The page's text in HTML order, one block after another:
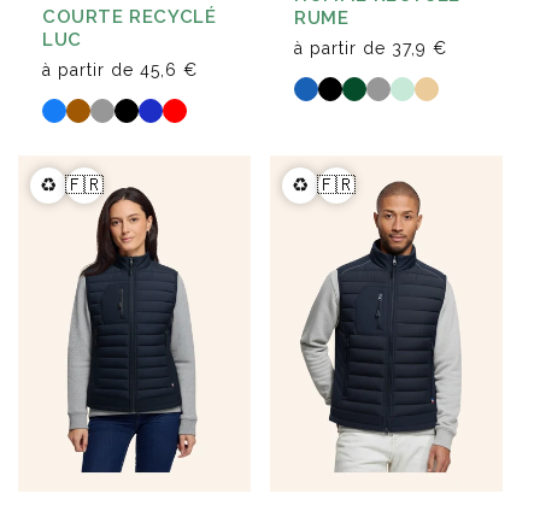
COURTE RECYCLÉ
LUC
à partir de 45,6 €
RUME
à partir de 37,9 €
♻️ 🇫🇷 ♻️ 🇫🇷